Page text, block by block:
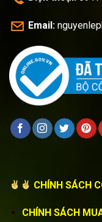
Email:
CHÍNH SÁCH
CHÍNH SÁCH